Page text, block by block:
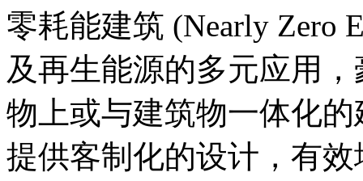
零耗能建筑 (Nearly Zero
及再生能源的多元应用
物上或与建筑物一体化
提供客制化的设计，有